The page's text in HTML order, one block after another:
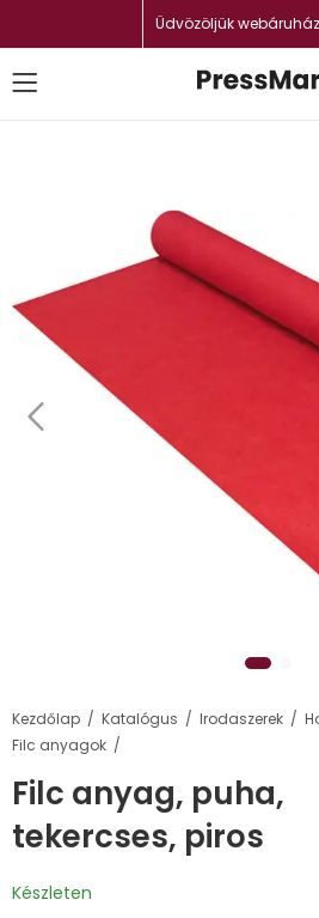
Üdvözöljük
Kezdőlap Katalógus Irodaszerek
Filc anyagok
Filc anyag, puha,
tekercses, piros
Készleten